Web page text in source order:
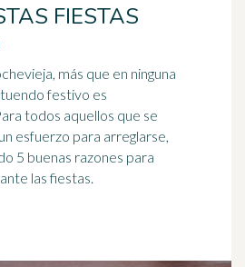
FIESTAS
más que en ninguna
festivo es
todos aquellos que se
esfuerzo para arreglarse,
5 buenas razones para
las fiestas.